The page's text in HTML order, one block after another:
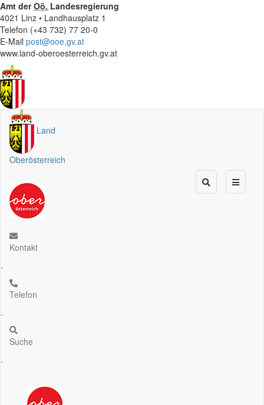
Amt derOö. Landesregierung
4021 Linz • Landhausplatz 1
Telefon (+43 732) 77 20-0
E-Mail post@ooe.gv.at
www.land-oberoesterreich.gv.at
Land
Oberösterreich
Kontakt
.
Telefon
.
Suche
.